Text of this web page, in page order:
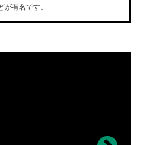
有名です。